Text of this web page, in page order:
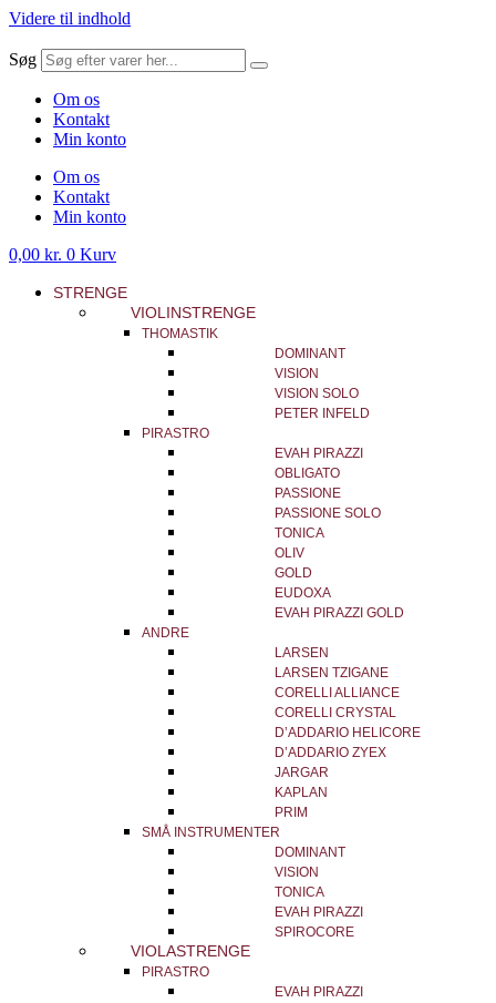
Videre til indhold
Søg
Om os
Kontakt
Min konto
Om os
Kontakt
Min konto
0,00 kr. 0 Kurv
STRENGE
VIOLINSTRENGE
THOMASTIK
DOMINANT
VISION
VISION SOLO
PETER INFELD
PIRASTRO
EVAH PIRAZZI
OBLIGATO
PASSIONE
PASSIONE SOLO
TONICA
OLIV
GOLD
EUDOXA
EVAH PIRAZZI GOLD
ANDRE
LARSEN
LARSEN TZIGANE
CORELLI ALLIANCE
CORELLI CRYSTAL
D’ADDARIO HELICORE
D’ADDARIO ZYEX
JARGAR
KAPLAN
PRIM
SMÅ INSTRUMENTER
DOMINANT
VISION
TONICA
EVAH PIRAZZI
SPIROCORE
VIOLASTRENGE
PIRASTRO
EVAH PIRAZZI